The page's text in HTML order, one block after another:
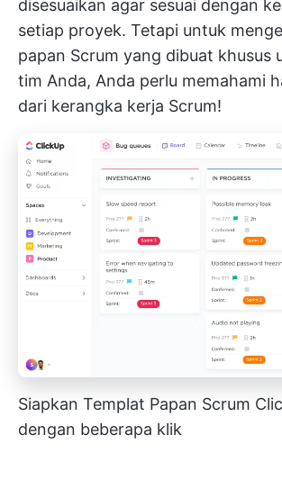
disesuaikan agar sesuai dengan
setiap proyek. Tetapi untuk
papan Scrum yang dibuat khusus
tim Anda, Anda perlu memahami
dari kerangka kerja Scrum!
Siapkan Templat Papan Scrum
dengan beberapa klik